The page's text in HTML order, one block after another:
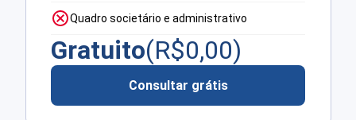
Quadro societário e administrativo
Gratuito(R$0,00)
Consultar grátis